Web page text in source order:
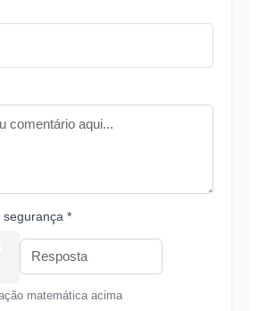
segurança *
matemática acima